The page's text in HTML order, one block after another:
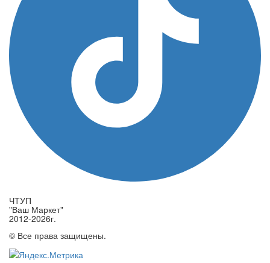
ЧТУП
"Ваш Маркет"
2012-2026г.
© Все права защищены.